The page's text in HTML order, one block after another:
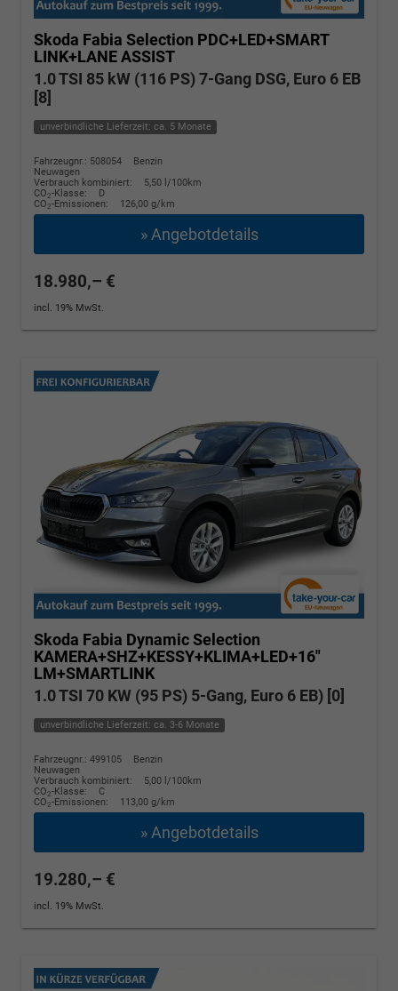
Skoda Fabia Selection PDC+LED+SMART
LINK+LANE ASSIST
1.0 TSI 85 kW (116 PS) 7-Gang DSG, Euro 6 EB
[8]
unverbindliche Lieferzeit: ca. 5 Monate
Fahrzeugnr.: 508054
Benzin
Neuwagen
Verbrauch kombiniert:
5,50 l/100km
CO2-Klasse:
D
CO2-Emissionen: 126,00 g/km
» Angebotdetails
18.980,– €
incl. 19% MwSt.
Skoda Fabia Dynamic Selection
KAMERA+SHZ+KESSY+KLIMA+LED+16"
LM+SMARTLINK
1.0 TSI 70 KW (95 PS) 5-Gang, Euro 6 EB) [0]
unverbindliche Lieferzeit: ca. 3-6 Monate
Fahrzeugnr.: 499105
Benzin
Neuwagen
Verbrauch kombiniert:
5,00 l/100km
CO2-Klasse:
C
CO2-Emissionen: 113,00 g/km
» Angebotdetails
19.280,– €
incl. 19% MwSt.